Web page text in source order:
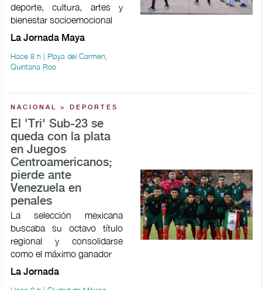
deporte, cultura, artes y
bienestar socioemocional
La Jornada Maya
Hace 8 h | Playa del Carmen,
Quintana Roo
NACIONAL > DEPORTES
El 'Tri' Sub-23 se
queda con la plata
en Juegos
Centroamericanos;
pierde ante
Venezuela en
penales
La selección mexicana
buscaba su octavo título
regional y consolidarse
como el máximo ganador
La Jornada